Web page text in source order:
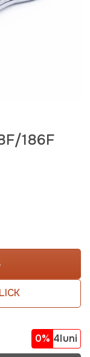
186F
0% 4luni